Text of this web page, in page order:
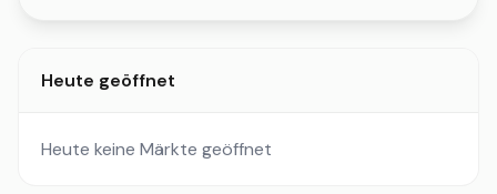
Heute geöffnet
Heute keine Märkte geöffnet